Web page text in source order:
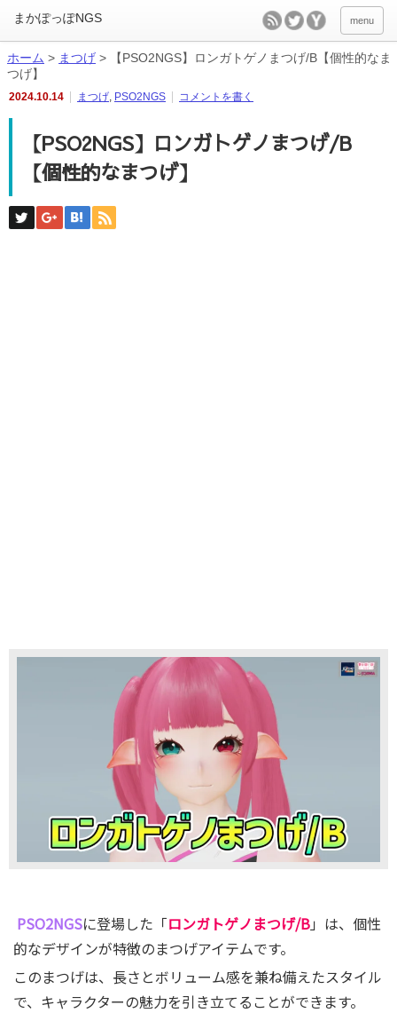
menu
ホーム > まつげ >
【PSO2NGS】ロンガトゲノまつげ/B【個性的なま
つげ】
2024.10.14 まつげ, PSO2NGS コメントを書く
【PSO2NGS】ロンガトゲノまつげ/B
【個性的なまつげ】
PSO2NGSに登場した「ロンガトゲノまつげ/B」は、個性
的なデザインが特徴のまつげアイテムです。
このまつげは、長さとボリューム感を兼ね備えたスタイル
で、キャラクターの魅力を引き立てることができます。